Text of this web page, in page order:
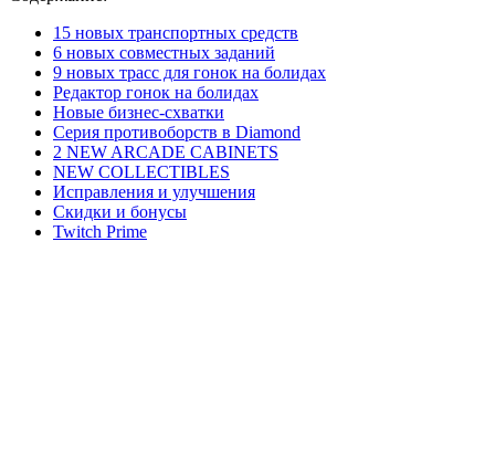
15 новых транспортных средств
6 новых совместных заданий
9 новых трасс для гонок на болидах
Редактор гонок на болидах
Новые бизнес-схватки
Серия противоборств в Diamond
2 NEW ARCADE CABINETS
NEW COLLECTIBLES
Исправления и улучшения
Скидки и бонусы
Twitch Prime